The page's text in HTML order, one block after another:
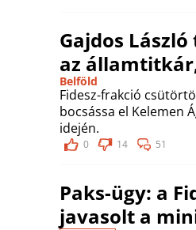
Gajdos
az
Belföld
Fidesz-frakció
bocsássa el Kelemen
idején.
0 14 51
Paks-ügy: a
javasolt a